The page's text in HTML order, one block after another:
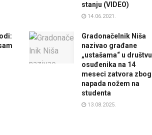
stanju (VIDEO)
14.06.2021.
Gradonačelnik Niša
nazivao građane
„ustašama“ u društvu
osuđenika na 14
meseci zatvora zbog
napada nožem na
studenta
13.08.2025.